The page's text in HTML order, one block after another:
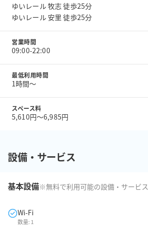
ゆいレール 牧志 徒歩25分
ゆいレール 安里 徒歩25分
営業時間
09:00-22:00
最低利用時間
1時間〜
スペース料
5,610円〜6,985円
設備・サービス
基本設備※無料で利用可能の設備・サービス
Wi-Fi
数量: 1